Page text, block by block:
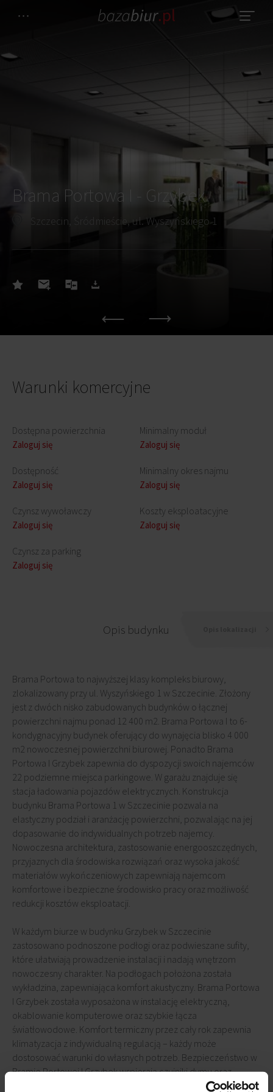
Brama Portowa I - Grzybek
Szczecin, Śródmieście, ul. Wyszyńskiego 1
Warunki komercyjne
Dostępna powierzchnia
Zaloguj się
Dostępność
Zaloguj się
Czynsz wywoławczy
Zaloguj się
Czynsz za parking
Zaloguj się
Minimalny moduł
Zaloguj się
Minimalny okres najmu
Zaloguj się
Koszty eksploatacyjne
Zaloguj się
Opis budynku
Brama Portowa to najwyższej klasy kompleks biurowy,
zlokalizowany przy ul. Wyszyńskiego 1 w Szczecinie. Złożony
jest z dwóch nisko zabudowanych budynków o łącznej
powierzchni najmu ponad 12 400 m2. Brama Portowa I to 6-
kondygnacyjny budynek oferujący do wynajęcia blisko 4 000
m2 nowoczesnej powierzchni biurowej. Ponadto Brama
Portowa I Grzybek zapewnia do dyspozycji swoich najemców
22 podziemne miejsca parkingowe. W garażu znajduje się
stacja ładowania pojazdów elektrycznych. Konstrukcja
budynku Brama Portowa 1 w Szczecinie pozwala na
elastyczny podział i aranżację powierzchni, pozwalając na jej
dopasowanie do indywidualnych potrzeb najemcy.
Nowoczesna architektura, zastosowanie energooszczędnych,
przyjaznych dla środowiska rozwiązań oraz wysoka jakość
materiałów wykończeniowych zapewniają najemcom
komfortowe i bezpieczne środowisko pracy oraz możliwość
redukcji kosztów eksploatacji.
W każdym biurze w budynku Grzybek w Szczecinie
zastosowano podnoszone podłogi oraz podwieszane sufity,
które ułatwiają prowadzenie instalacji i nadają wnętrzom
nowoczesny charakter. Na podłogach położona została
wykładzina, zapewniająca komfort akustyczny. Brama Portowa
I Grzybek została wyposażona w instalację elektryczną,
okablowanie komputerowe oraz szybkie łącza
światłowodowe. Komfort termiczny przez cały rok zapewnia
klimatyzacja z indywidualną regulacją – każdy może
dostosować warunki do własnych potrzeb. Bezpieczeństwo w
Bramie Portowej I Grzybek wspierają czujniki dymu oraz